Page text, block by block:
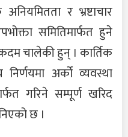
र भ्रष्टाचार
समितिमार्फत हुने
चालेकी हुन् । कार्तिक
अर्को व्यवस्था
गरिने सम्पूर्ण खरिद
छ ।